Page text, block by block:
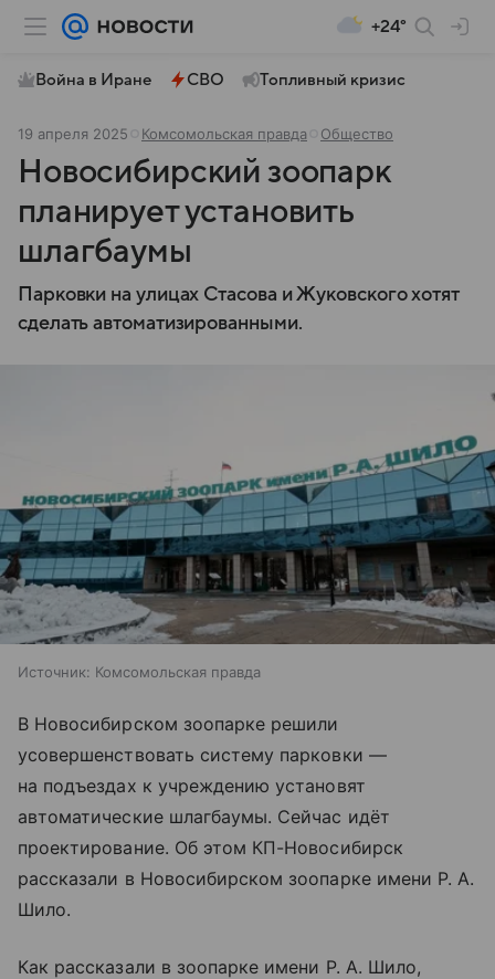
+24°
Война в Иране СВО Топливный кризис
19 апреля 2025 Комсомольская правда Общество
Новосибирский зоопарк
планирует установить
шлагбаумы
Парковки на улицах Стасова и Жуковского хотят
сделать автоматизированными.
Источник: Комсомольская правда
В Новосибирском зоопарке решили
усовершенствовать систему парковки —
на подъездах к учреждению установят
автоматические шлагбаумы. Сейчас идёт
проектирование. Об этом КП-Новосибирск
рассказали в Новосибирском зоопарке имени Р. А.
Шило.
Как рассказали в зоопарке имени Р. А. Шило,